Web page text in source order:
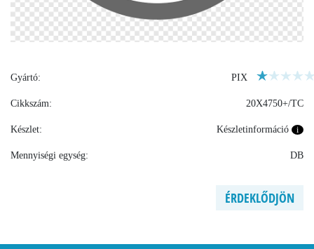
Gyártó: PIX
Cikkszám: 20X4750+/TC
Készlet: Készletinformáció i
Mennyiségi egység: DB
ÉRDEKLŐDJÖN